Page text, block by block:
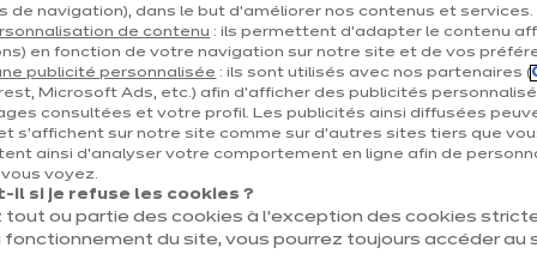
+ 1
de navigation), dans le but d’améliorer nos contenus et services.
de contenu : ils permettent d’adapter le contenu
en fonction de votre navigation sur notre site et de vos
publicité personnalisée : ils sont utilisés avec nos partenaires (
Microsoft Ads, etc.) afin d’afficher des publicités
consultées et votre profil. Les publicités ainsi diffusées
s'affichent sur notre site comme sur d’autres sites tiers que
ainsi d'analyser votre comportement en ligne afin de
voyez.
il si je refuse les cookies ?
tout ou partie des cookies à l’exception des cookies
fonctionnement du site, vous pourrez toujours accéder au